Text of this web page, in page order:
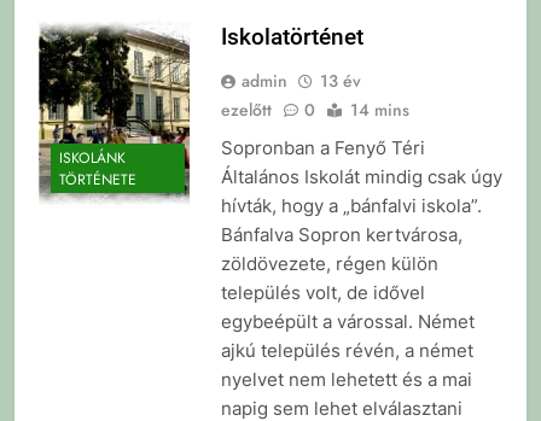
ISKOLÁNK
TÖRTÉNETE
Iskolatörténet
admin
13 év
ezelőtt
0 14 mins
Sopronban a Fenyő Téri
Általános Iskolát mindig csak úgy
hívták, hogy a „bánfalvi iskola”.
Bánfalva Sopron kertvárosa,
zöldövezete, régen külön
település volt, de idővel
egybeépült a várossal. Német
ajkú település révén, a német
nyelvet nem lehetett és a mai
napig sem lehet elválasztani